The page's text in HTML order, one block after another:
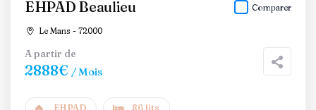
EHPAD Beaulieu
Le Mans - 72000
Comparer
A partir de
2888€ / Mois
EHPAD 86 lits